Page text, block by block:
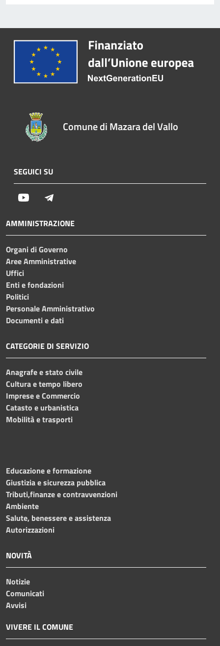
Comune di Mazara del Vallo
SEGUICI SU
Youtube
AMMINISTRAZIONE
Organi di Governo
Aree Amministrative
Uffici
Enti e fondazioni
Politici
Personale Amministrativo
Documenti e dati
CATEGORIE DI SERVIZIO
Anagrafe e stato civile
Cultura e tempo libero
Imprese e Commercio
Catasto e urbanistica
Mobilità e trasporti
Educazione e formazione
Giustizia e sicurezza pubblica
Tributi,finanze e contravvenzioni
Ambiente
Salute, benessere e assistenza
Autorizzazioni
NOVITÀ
Notizie
Comunicati
Avvisi
VIVERE IL COMUNE